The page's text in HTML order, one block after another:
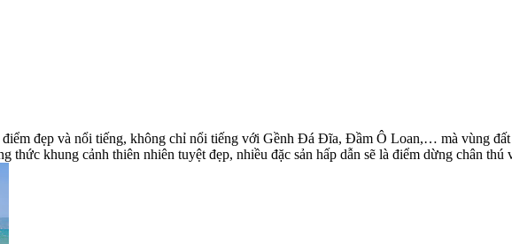
đẹp và nổi tiếng, không chỉ nổi tiếng với Gềnh Đá Đĩa, Đầm Ô Loan,… mà vùng đất
thức khung cảnh thiên nhiên tuyệt đẹp, nhiều đặc sản hấp dẫn sẽ là điểm dừng chân